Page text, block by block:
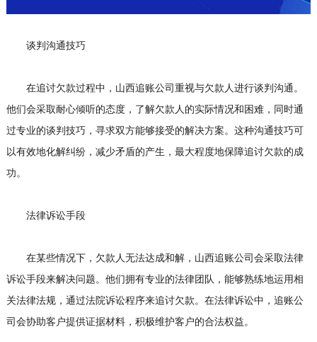
谈判沟通技巧
在追讨欠款过程中，山西追账公司重视与欠款人进行谈判沟通。
他们会采取耐心倾听的态度，了解欠款人的实际情况和困难，同时通
过专业的谈判技巧，寻求双方能够接受的解决方案。这种沟通技巧可
以有效地化解纠纷，减少矛盾的产生，最大程度地保障追讨欠款的成
功。
法律诉讼手段
在某些情况下，欠款人无法达成和解，山西追账公司会采取法律
诉讼手段来解决问题。他们拥有专业的法律团队，能够熟练地运用相
关法律法规，通过法院诉讼程序来追讨欠款。在法律诉讼中，追账公
司会协助客户提供证据材料，积极维护客户的合法权益。